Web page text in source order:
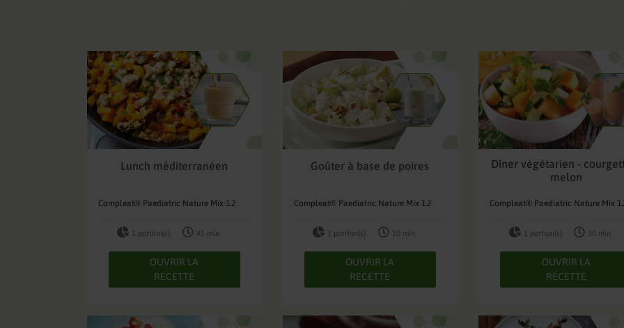
Lunch méditerranéen
Compleat® Paediatric Nature Mix 1.2
1 portion(s) 45 min
OUVRIR LA
RECETTE
Goûter à base de poires
Compleat® Paediatric Nature Mix 1.2
1 portion(s) 10 min
OUVRIR LA
RECETTE
Dîner végétarien -
melon
Compleat® Paediatric Nature Mix
1 portion(s) 30 min
OUVRIR LA
RECETTE